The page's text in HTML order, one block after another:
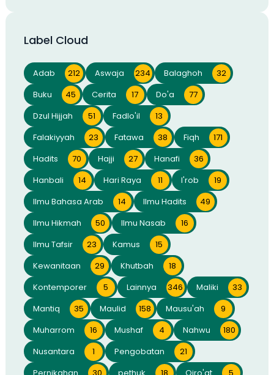
Label Cloud
Adab 212 Aswaja 234 Balaghoh
32
Buku
45 Cerita 17 Do'a
77
Dzul Hijjah
51 Fadlo'il
13
Falakiyyah
23 Fatawa 38 Fiqh
171
Hadits
70 Hajji 27 Hanafi
36
Hanbali
14 Hari Raya 11 I'rob
19
Ilmu Bahasa Arab
14 Ilmu Hadits
49
Ilmu Hikmah
50 Ilmu Nasab
16
Ilmu Tafsir
23 Kamus
15
Kewanitaan
29 Khutbah
18
Kontemporer
5 Lainnya 346 Maliki
33
Mantiq
35 Maulid 158 Mausu'ah
9
Muharrom
16 Mushaf 4 Nahwu
180
Nusantara
1 Pengobatan
21